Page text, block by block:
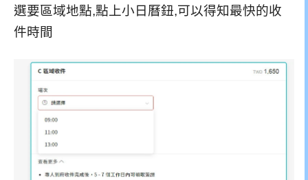
選要區域地點,點上小日曆鈕,可以得知最快的收
件時間